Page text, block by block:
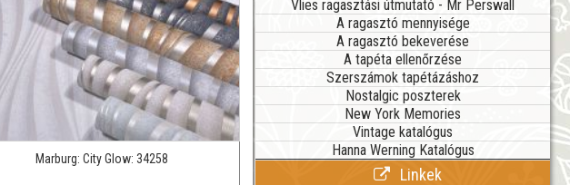
Marburg: City Glow: 34258
Vlies ragasztási útmutató - Mr Perswall
A ragasztó mennyisége
A ragasztó bekeverése
A tapéta ellenőrzése
Szerszámok tapétázáshoz
Nostalgic poszterek
New York Memories
Vintage katalógus
Hanna Werning Katalógus
Linkek